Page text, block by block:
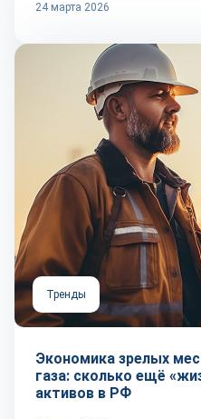
24 марта 2026
Тренды
Экономика зрелых
газа: сколько ещё
активов в РФ